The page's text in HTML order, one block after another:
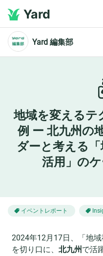
Yard
Yard 編集部
地域を変えるテ
例 ー 北九州の
ダーと考える
活用」の
イベントレポート
2024年12月17日、「地域
を切り口に、 北九州 で活